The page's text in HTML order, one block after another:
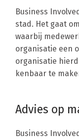
Business
stad. Het gaat
waarbij
organisatie een
organisatie
kenbaar te
Advies op
Business